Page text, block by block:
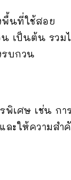
พื้นที่ใช้สอย
เป็นต้น รวม
บกวน
พิเศษ เช่น กา
ละให้ความสำ